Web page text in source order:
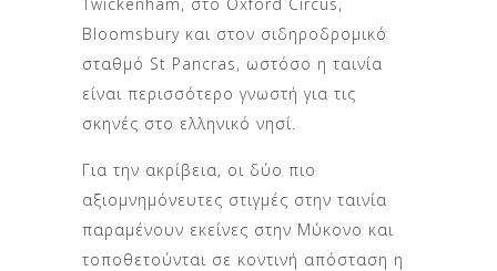
Bloomsbury και στον σιδηροδρομικό
σταθμό St Pancras, ωστόσο η ταινία
είναι περισσότερο γνωστή για τις
σκηνές στο ελληνικό νησί.
Για την ακρίβεια, οι δύο πιο
αξιομνημόνευτες στιγμές στην ταινία
παραμένουν εκείνες στην Μύκονο και
τοποθετούνται σε κοντινή απόσταση η